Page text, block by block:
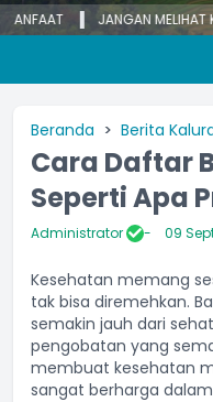
JANGAN MELIHAT
Beranda Berita
Cara Daftar
Seperti Apa
Administrator 09
Kesehatan memang
tak bisa diremehkan.
semakin jauh dari
pengobatan yang
membuat kesehatan
sangat berharga